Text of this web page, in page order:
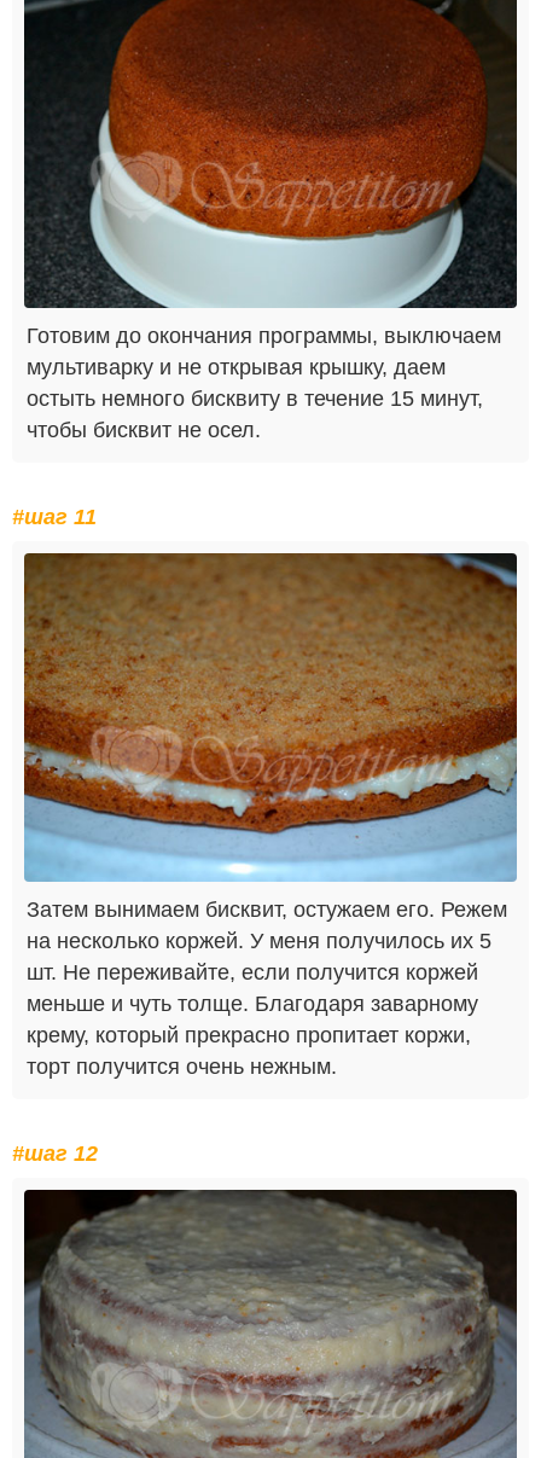
Готовим до окончания программы, выключаем
мультиварку и не открывая крышку, даем
остыть немного бисквиту в течение 15 минут,
чтобы бисквит не осел.
#шаг 11
Затем вынимаем бисквит, остужаем его. Режем
на несколько коржей. У меня получилось их 5
шт. Не переживайте, если получится коржей
меньше и чуть толще. Благодаря заварному
крему, который прекрасно пропитает коржи,
торт получится очень нежным.
#шаг 12